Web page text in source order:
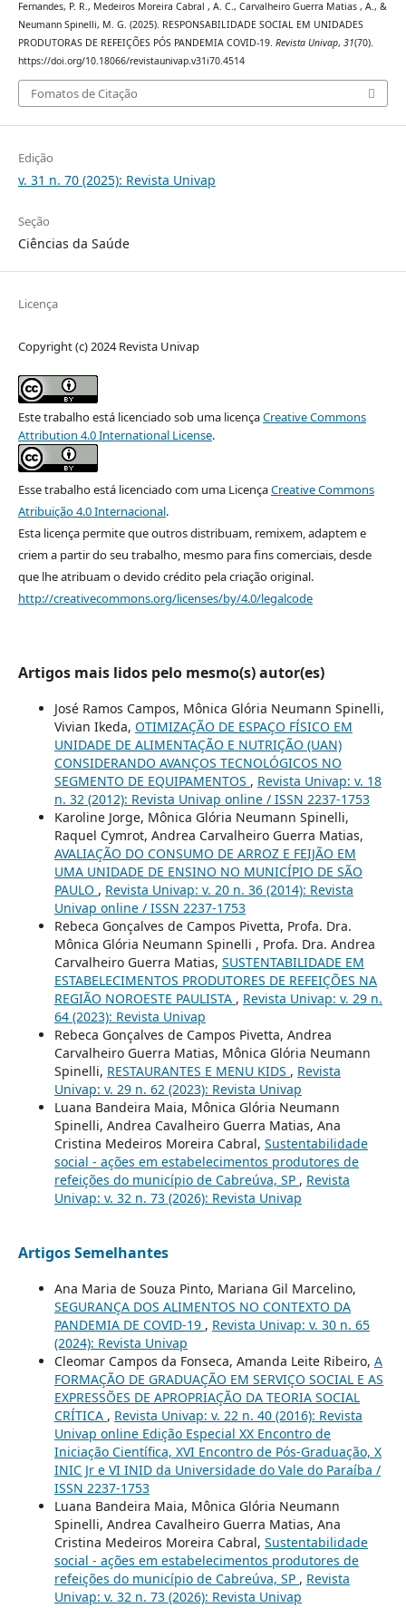
Fernandes, P. R., Medeiros Moreira Cabral , A. C., Carvalheiro Guerra Matias , A., &
Neumann Spinelli, M. G. (2025). RESPONSABILIDADE SOCIAL EM UNIDADES
PRODUTORAS DE REFEIÇÕES PÓS PANDEMIA COVID-19. Revista Univap, 31(70).
https://doi.org/10.18066/revistaunivap.v31i70.4514
Fomatos de Citação
Edição
v. 31 n. 70 (2025): Revista Univap
Seção
Ciências da Saúde
Licença
Copyright (c) 2024 Revista Univap
Este trabalho está licenciado sob uma licençaCreative Commons
Attribution 4.0 International License.
Esse trabalho está licenciado com uma LicençaCreative Commons
Atribuição 4.0 Internacional.
Esta licença permite que outros distribuam, remixem, adaptem e
criem a partir do seu trabalho, mesmo para fins comerciais, desde
que lhe atribuam o devido crédito pela criação original.
http://creativecommons.org/licenses/by/4.0/legalcode
Artigos mais lidos pelo mesmo(s) autor(es)
José Ramos Campos, Mônica Glória Neumann Spinelli,
Vivian Ikeda, OTIMIZAÇÃO DE ESPAÇO FÍSICO EM
UNIDADE DE ALIMENTAÇÃO E NUTRIÇÃO (UAN)
CONSIDERANDO AVANÇOS TECNOLÓGICOS NO
SEGMENTO DE EQUIPAMENTOS , Revista Univap: v. 18
n. 32 (2012): Revista Univap online / ISSN 2237-1753
Karoline Jorge, Mônica Glória Neumann Spinelli,
Raquel Cymrot, Andrea Carvalheiro Guerra Matias,
AVALIAÇÃO DO CONSUMO DE ARROZ E FEIJÃO EM
UMA UNIDADE DE ENSINO NO MUNICÍPIO DE SÃO
PAULO , Revista Univap: v. 20 n. 36 (2014): Revista
Univap online / ISSN 2237-1753
Rebeca Gonçalves de Campos Pivetta, Profa. Dra.
Mônica Glória Neumann Spinelli , Profa. Dra. Andrea
Carvalheiro Guerra Matias, SUSTENTABILIDADE EM
ESTABELECIMENTOS PRODUTORES DE REFEIÇÕES NA
REGIÃO NOROESTE PAULISTA , Revista Univap: v. 29 n.
64 (2023): Revista Univap
Rebeca Gonçalves de Campos Pivetta, Andrea
Carvalheiro Guerra Matias, Mônica Glória Neumann
Spinelli, RESTAURANTES E MENU KIDS , Revista
Univap: v. 29 n. 62 (2023): Revista Univap
Luana Bandeira Maia, Mônica Glória Neumann
Spinelli, Andrea Cavalheiro Guerra Matias, Ana
Cristina Medeiros Moreira Cabral, Sustentabilidade
social - ações em estabelecimentos produtores de
refeições do município de Cabreúva, SP , Revista
Univap: v. 32 n. 73 (2026): Revista Univap
Artigos Semelhantes
Ana Maria de Souza Pinto, Mariana Gil Marcelino,
SEGURANÇA DOS ALIMENTOS NO CONTEXTO DA
PANDEMIA DE COVID-19 , Revista Univap: v. 30 n. 65
(2024): Revista Univap
Cleomar Campos da Fonseca, Amanda Leite Ribeiro, A
FORMAÇÃO DE GRADUAÇÃO EM SERVIÇO SOCIAL E AS
EXPRESSÕES DE APROPRIAÇÃO DA TEORIA SOCIAL
CRÍTICA , Revista Univap: v. 22 n. 40 (2016): Revista
Univap online Edição Especial XX Encontro de
Iniciação Científica, XVI Encontro de Pós-Graduação, X
INIC Jr e VI INID da Universidade do Vale do Paraíba /
ISSN 2237-1753
Luana Bandeira Maia, Mônica Glória Neumann
Spinelli, Andrea Cavalheiro Guerra Matias, Ana
Cristina Medeiros Moreira Cabral, Sustentabilidade
social - ações em estabelecimentos produtores de
refeições do município de Cabreúva, SP , Revista
Univap: v. 32 n. 73 (2026): Revista Univap